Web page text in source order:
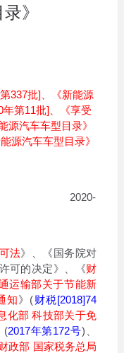
》
337批]、《新能源
第11批]、《享受
源汽车车型目录》
源汽车车型目录》
2020-
法》、《国务院对
可的决定》、《财
运输部关于节能新
知》(财税[2018]74
化部 科技部关于免
(2017年第172号)、
政部 国家税务总局